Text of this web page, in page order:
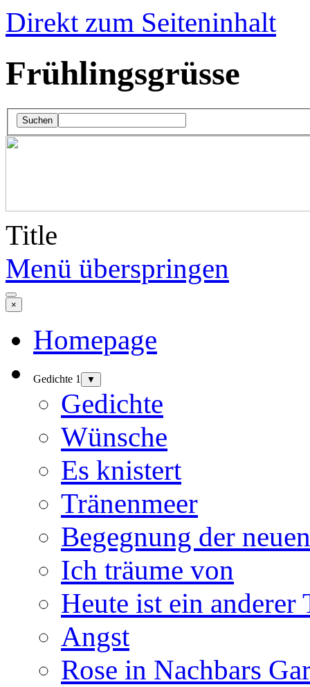
Direkt zum Seiteninhalt
Frühlingsgrüsse
Suchen
Title
Menü überspringen
×
Homepage
Gedichte 1 ▼
Gedichte
Wünsche
Es knistert
Tränenmeer
Begegnung der
Ich träume von
Heute ist ein anderer
Angst
Rose in Nachbars